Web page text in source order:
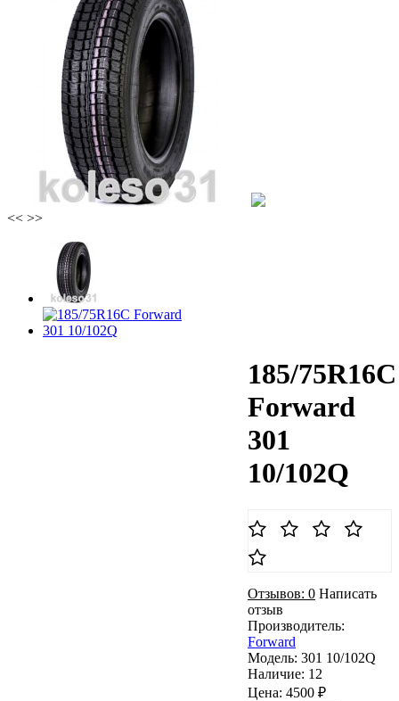
<< >>
185/75R16C
Forward
301
10/102Q
Отзывов: 0 Написать
отзыв
Производитель:
Forward
Модель: 301 10/102Q
Наличие: 12
Цена: 4500 ₽